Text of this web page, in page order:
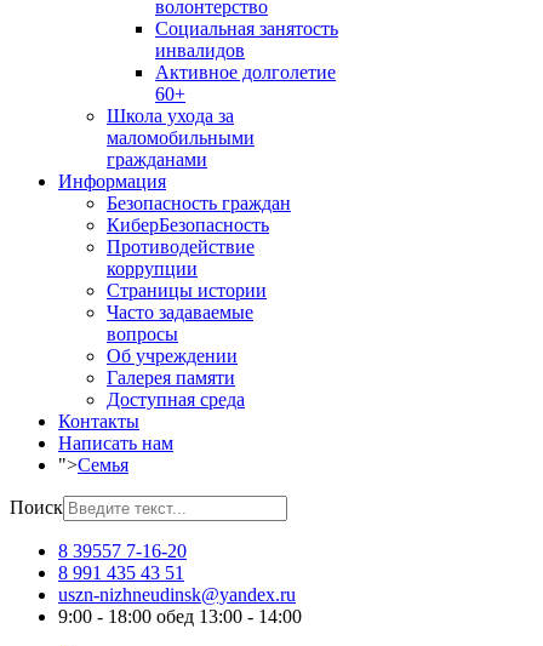
волонтерство
Социальная занятость
инвалидов
Активное долголетие
60+
Школа ухода за
маломобильными
гражданами
Информация
Безопасность граждан
КиберБезопасность
Противодействие
коррупции
Страницы истории
Часто задаваемые
вопросы
Об учреждении
Галерея памяти
Доступная среда
Контакты
Написать нам
">Семья
Поиск
8 39557 7-16-20
8 991 435 43 51
uszn-nizhneudinsk@yandex.ru
9:00 - 18:00 обед 13:00 - 14:00